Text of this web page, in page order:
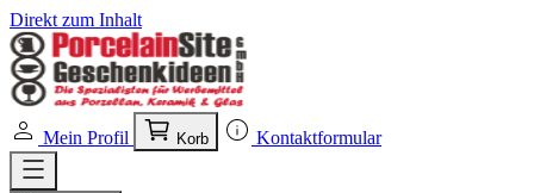
Direkt zum Inhalt
Mein Profil Korb Kontaktformular